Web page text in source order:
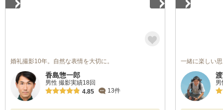
婚礼撮影10年。自然な表情を大切に。
香島惣一郎
男性 撮影実績18回
4.85
13件
一緒に楽しい